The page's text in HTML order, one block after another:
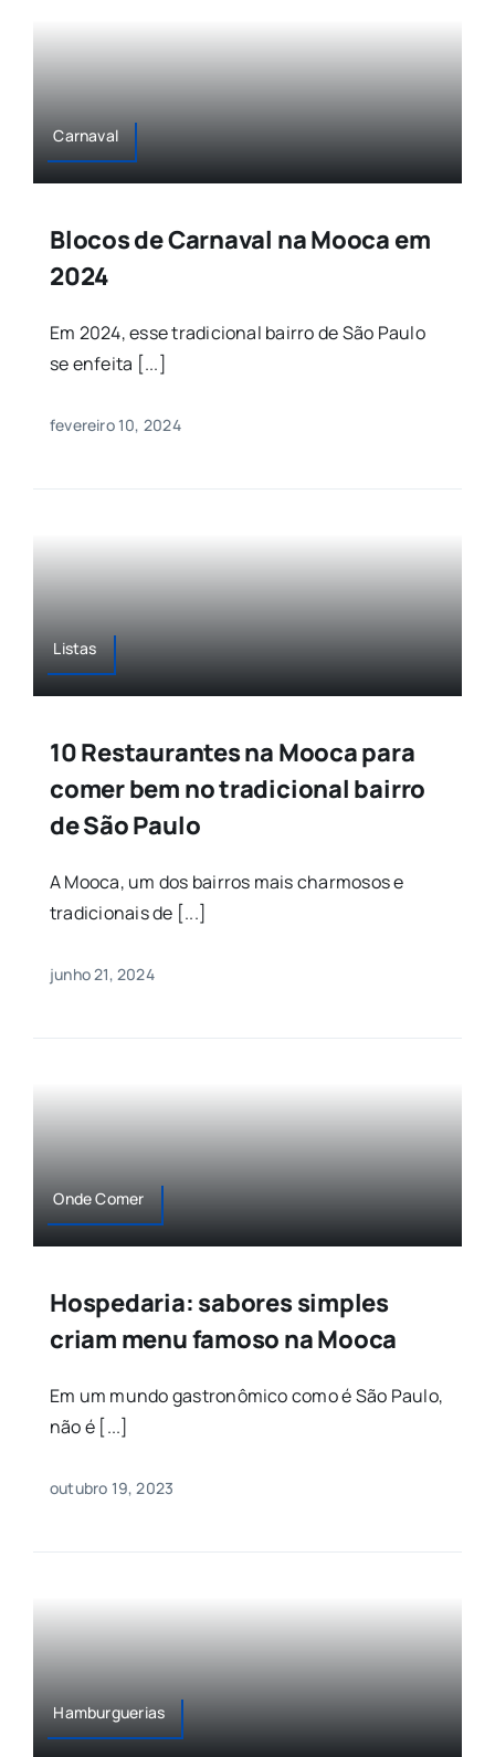
Carnaval
Blocos de Carnaval na Mooca em
2024
Em 2024, esse tradicional bairro de São Paulo
se enfeita [...]
fevereiro 10, 2024
Listas
10 Restaurantes na Mooca para
comer bem no tradicional bairro
de São Paulo
A Mooca, um dos bairros mais charmosos e
tradicionais de [...]
junho 21, 2024
Onde Comer
Hospedaria: sabores simples
criam menu famoso na Mooca
Em um mundo gastronômico como é São Paulo,
não é [...]
outubro 19, 2023
Hamburguerias